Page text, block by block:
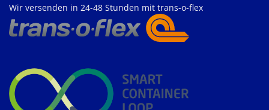
Wir versenden in 24-48 Stunden mit trans-o-flex